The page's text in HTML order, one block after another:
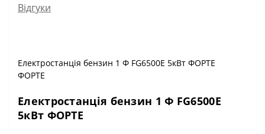
Відгуки
Електростанція бензин 1 Ф FG6500E 5кВт ФОРТЕ
ФОРТЕ
Електростанція бензин 1 Ф FG6500E
5кВт ФОРТЕ